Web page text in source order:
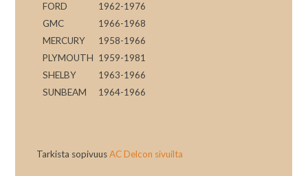
FORD
1962-1976
GMC
1966-1968
MERCURY
1958-1966
PLYMOUTH 1959-1981
SHELBY
1963-1966
SUNBEAM
1964-1966
Tarkista sopivuusAC Delcon sivuilta